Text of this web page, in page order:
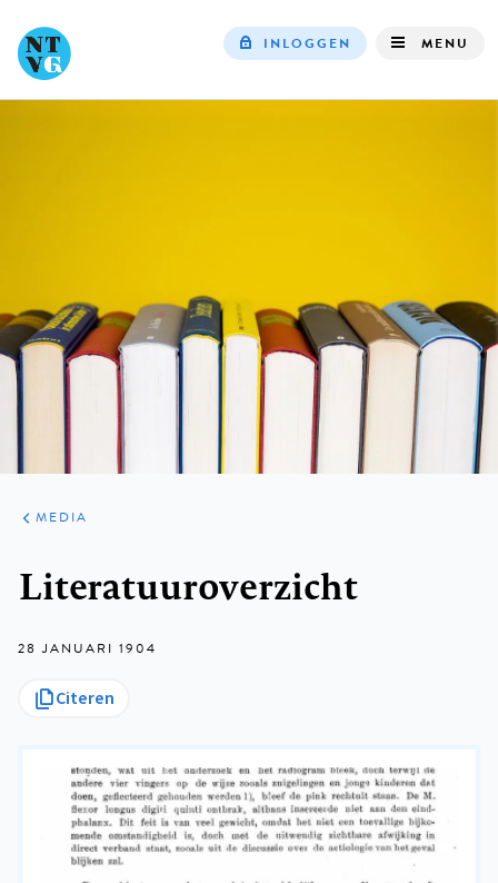
INLOGGEN MENU
ARTIKELEN
VARIA
MEDIA
Literatuuroverzicht
28 JANUARI 1904
Citeren